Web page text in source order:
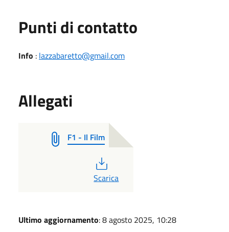
Punti di contatto
Info : lazzabaretto@gmail.com
Allegati
F1 - Il Film
PDF
Scarica
Ultimo aggiornamento: 8 agosto 2025, 10:28